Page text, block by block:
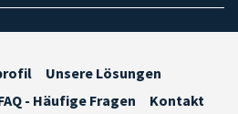
Unsere Lösungen
- Häufige Fragen
Kontakt